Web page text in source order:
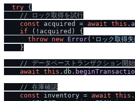
try {
/ / ロック取得を試行
const acquired = await this .
if (!acquired) {
throw new Error( 'ロック取得
    }
/ / データベーストランザクション開始
await this . db .
/ / 在庫確認
const inventory = await this .